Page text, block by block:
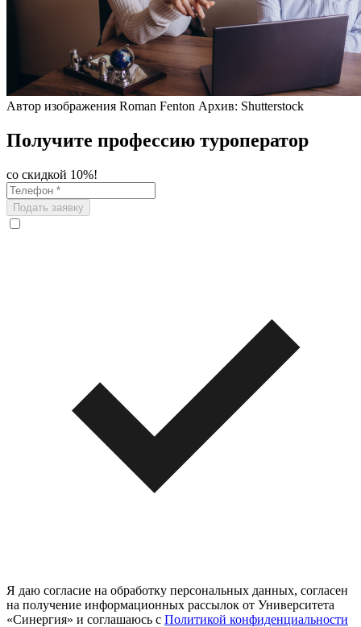
Автор изображения Roman Fenton Архив: Shutterstock
Получите профессию туроператор
со скидкой 10%!
Подать заявку
Я даю согласие на обработку персональных данных, согласен
на получение информационных рассылок от Университета
«Синергия» и соглашаюсь c Политикой конфиденциальности